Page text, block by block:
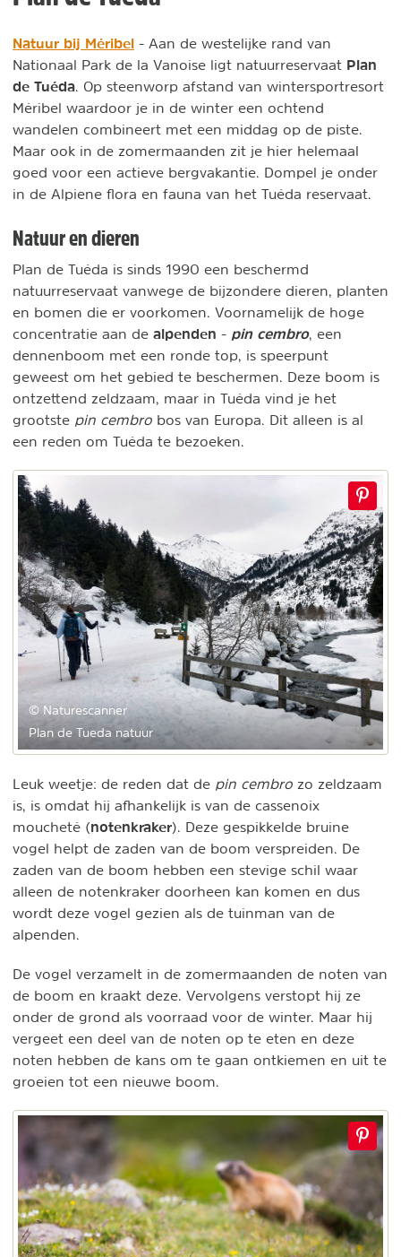
Natuur bij Méribel - Aan de westelijke rand van
Nationaal Park de la Vanoise ligt natuurreservaat Plan
de Tuéda . Op steenworp afstand van wintersportresort
Méribel waardoor je in de winter een ochtend
wandelen combineert met een middag op de piste.
Maar ook in de zomermaanden zit je hier helemaal
goed voor een actieve bergvakantie. Dompel je onder
in de Alpiene flora en fauna van het Tuéda reservaat.
Natuur en dieren
Plan de Tuéda is sinds 1990 een beschermd
natuurreservaat vanwege de bijzondere dieren, planten
en bomen die er voorkomen. Voornamelijk de hoge
concentratie aan de alpenden - pin cembro, een
dennenboom met een ronde top, is speerpunt
geweest om het gebied te beschermen. Deze boom is
ontzettend zeldzaam, maar in Tuéda vind je het
grootste pin cembro bos van Europa. Dit alleen is al
een reden om Tuéda te bezoeken.
© Naturescanner
Plan de Tueda natuur
Leuk weetje: de reden dat de pin cembro zo zeldzaam
is, is omdat hij afhankelijk is van de cassenoix
moucheté (notenkraker). Deze gespikkelde bruine
vogel helpt de zaden van de boom verspreiden. De
zaden van de boom hebben een stevige schil waar
alleen de notenkraker doorheen kan komen en dus
wordt deze vogel gezien als de tuinman van de
alpenden.
De vogel verzamelt in de zomermaanden de noten van
de boom en kraakt deze. Vervolgens verstopt hij ze
onder de grond als voorraad voor de winter. Maar hij
vergeet een deel van de noten op te eten en deze
noten hebben de kans om te gaan ontkiemen en uit te
groeien tot een nieuwe boom.